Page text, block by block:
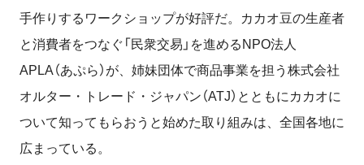
手作りするワークショップが好評だ。カカオ豆の生産者
と消費者をつなぐ「民衆交易」を進めるNPO法人
APLA（あぷら）が、姉妹団体で商品事業を担う株式会社
オルター・トレード・ジャパン（ATJ）とともにカカオに
ついて知ってもらおうと始めた取り組みは、全国各地に
広まっている。